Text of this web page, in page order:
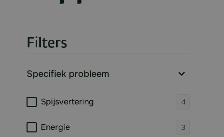
Filters
Specifiek probleem
Spijsvertering 4
Energie 3